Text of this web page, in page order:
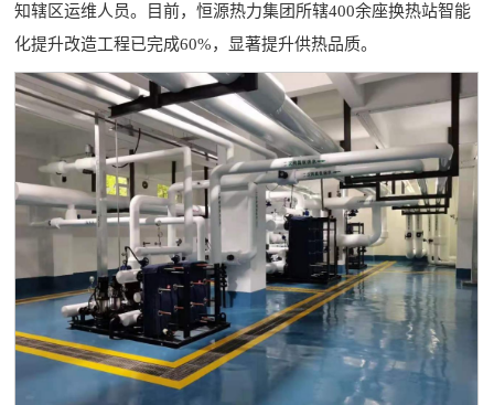
知辖区运维人员。目前，恒源热力集团所辖400余座换热站智能
化提升改造工程已完成60%，显著提升供热品质。